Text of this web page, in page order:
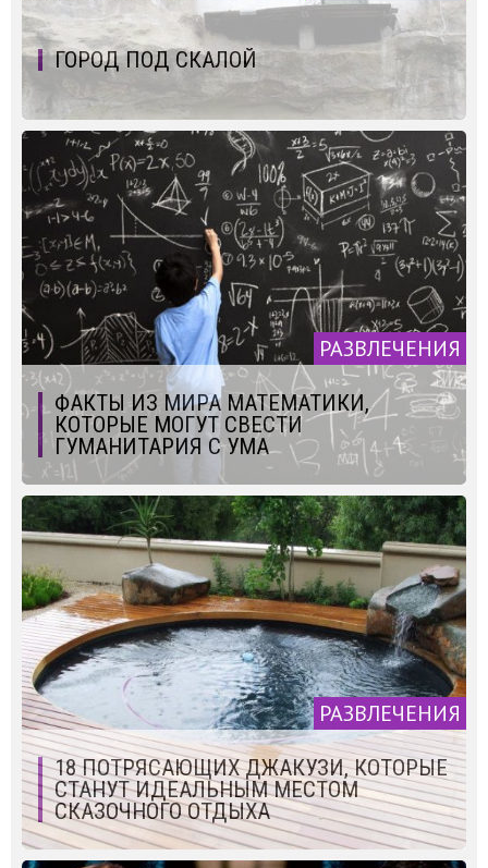
ГОРОД ПОД СКАЛОЙ
РАЗВЛЕЧЕНИЯ
ФАКТЫ ИЗ МИРА МАТЕМАТИКИ,
КОТОРЫЕ МОГУТ СВЕСТИ
ГУМАНИТАРИЯ С УМА
РАЗВЛЕЧЕНИЯ
18 ПОТРЯСАЮЩИХ ДЖАКУЗИ, КОТОРЫЕ
СТАНУТ ИДЕАЛЬНЫМ МЕСТОМ
СКАЗОЧНОГО ОТДЫХА